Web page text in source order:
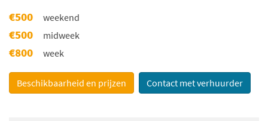
€500 weekend
€500 midweek
€800 week
Beschikbaarheid en prijzen Contact met verhuurder